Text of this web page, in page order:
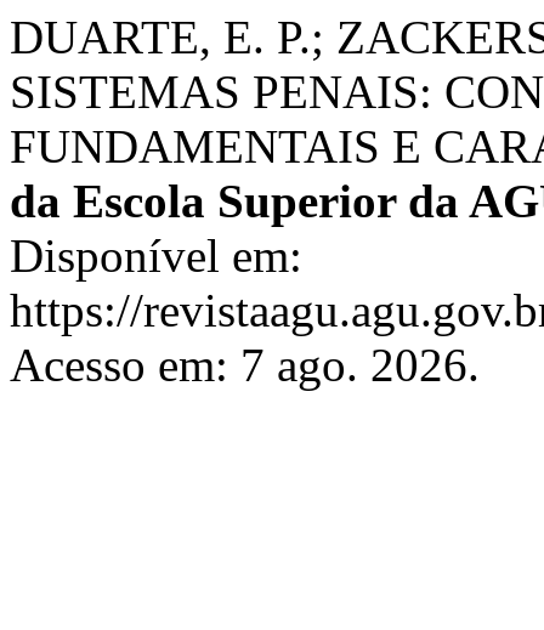
DUARTE, E. P.;
SISTEMAS PENAIS:
FUNDAMENTAIS E
da Escola Superior da
Disponível em:
https://
Acesso em: 7 ago. 2026.